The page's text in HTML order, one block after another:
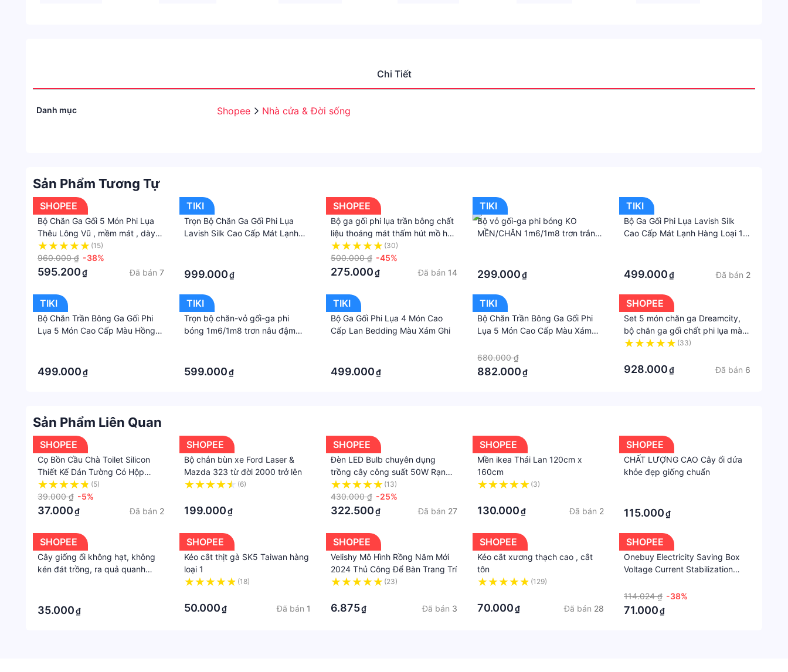
Chi Tiết
Danh mục Shopee Nhà cửa & Đời sống
Sản Phẩm Tương Tự
SHOPEE
Bộ Chăn Ga Gối 5 Món Phi Lụa
Thêu Lông Vũ , mềm mát , dày
dặn đủ mọi kích thước
(15)
960.000 ₫ -38%
595.200₫ Đã bán 7
TIKI
Trọn Bộ Chăn Ga Gối Phi Lụa
Lavish Silk Cao Cấp Mát Lạnh
999.000₫
SHOPEE
Bộ ga gối phi lụa trần bông chất
liệu thoáng mát thấm hút mồ hôi
tốt ,Ga giường vỏ gối phi lụa cho
mùa hè mẫu mới
(30)
500.000 ₫ -45%
275.000₫ Đã bán 14
TIKI
Bộ vỏ gối-ga phi bóng KO
MỀN/CHĂN 1m6/1m8 trơn trắng
lụa. Bộ grap phi lụa. Bộ ga phi
lụa. Ga giường - drap giường -
grap giường - ra giường.
299.000₫
TIKI
Bộ Ga Gối Phi Lụa Lavish Silk
Cao Cấp Mát Lạnh Hàng Loại 1
499.000₫ Đã bán 2
TIKI
Bộ Chăn Trần Bông Ga Gối Phi
Lụa 5 Món Cao Cấp Màu Hồng
499.000₫
TIKI
Trọn bộ chăn-vỏ gối-ga phi
bóng 1m6/1m8 trơn nâu đậm
ra phi lụa. Bộ ga phi lụa. Ga
giường - drap giường - grap
599.000₫
TIKI
Bộ Ga Gối Phi Lụa 4 Món Cao
Cấp Lan Bedding Màu Xám Ghi
499.000₫
TIKI
Bộ Chăn Trần Bông Ga Gối Phi
Lụa 5 Món Cao Cấp Màu Xám
Kích Thước 1m6 và 1m8
680.000 ₫
882.000₫
SHOPEE
Set 5 món chăn ga Dreamcity,
bộ chăn ga gối chất phi lụa màu
pastel tặng kèm vỏ gối ôm
(33)
928.000₫ Đã bán 6
Sản Phẩm Liên Quan
SHOPEE
Cọ Bồn Cầu Chà Toilet Silicon
Thiết Kế Dán Tường Có Hộp
Đựng Và Khe Thoát Nước Kèm
Bàn Chải Nhỏ Cọ Sạch Vết Bẩn
(5)
39.000 ₫ -5%
37.000₫ Đã bán 2
SHOPEE
Bộ chắn bùn xe Ford Laser &
Mazda 323 từ đời 2000 trở lên
(6)
199.000₫
SHOPEE
Đèn LED Bulb chuyên dụng
trồng cây công suất 50W Rạng
Đông - TR140N1/50W WR
(13)
430.000 ₫ -25%
322.500₫ Đã bán 27
SHOPEE
Mền ikea Thái Lan 120cm x
160cm
(3)
130.000₫ Đã bán 2
SHOPEE
CHẤT LƯỢNG CAO Cây ổi dứa
khỏe đẹp giống chuẩn
115.000₫
SHOPEE
Cây giống ổi không hạt, không
kén đát trồng, ra quả quanh
35.000₫
SHOPEE
Kéo cắt thịt gà SK5 Taiwan hàng
loại 1
(18)
50.000₫ Đã bán 1
SHOPEE
Velishy Mô Hình Rồng Năm Mới
2024 Thủ Công Để Bàn Trang Trí
(23)
6.875₫ Đã bán 3
SHOPEE
Kéo cắt xương thạch cao , cắt
tôn
(129)
70.000₫ Đã bán 28
SHOPEE
Onebuy Electricity Saving Box
Voltage Current Stabilization
114.024 ₫ -38%
71.000₫